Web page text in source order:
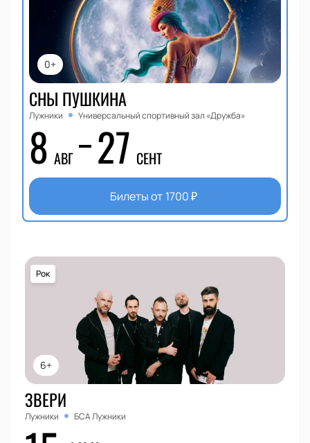
0+
СНЫ ПУШКИНА
Лужники Универсальный спортивный зал «Дружба»
8 АВГ 27 СЕНТ
Билеты от 1700₽
6+
Рок
ЗВЕРИ
Лужники БСА Лужники